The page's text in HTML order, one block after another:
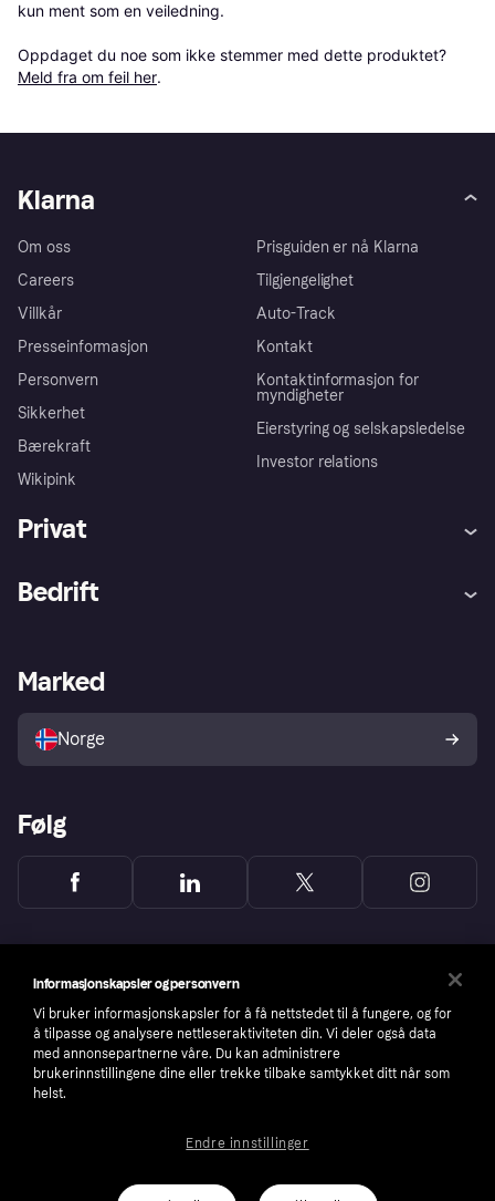
kun ment som en veiledning.
Oppdaget du noe som ikke stemmer med dette produktet?
Meld fra om feil her.
Klarna
Om oss
Careers
Villkår
Presseinformasjon
Personvern
Sikkerhet
Bærekraft
Wikipink
Prisguiden er nå Klarna
Tilgjengelighet
Auto-Track
Kontakt
Kontaktinformasjon for
myndigheter
Eierstyring og selskapsledelse
Investor relations
Privat
Utforsk butikker
Bedrift
Merchant portal
Marked
Norge
Følg
number: 556737-0431
Informasjonskapsler og personvern
Vi bruker informasjonskapsler for å få nettstedet til å fungere, og for
å tilpasse og analysere nettleseraktiviteten din. Vi deler også data
med annonsepartnerne våre. Du kan administrere
brukerinnstillingene dine eller trekke tilbake samtykket ditt når som
helst.
Endre innstillinger